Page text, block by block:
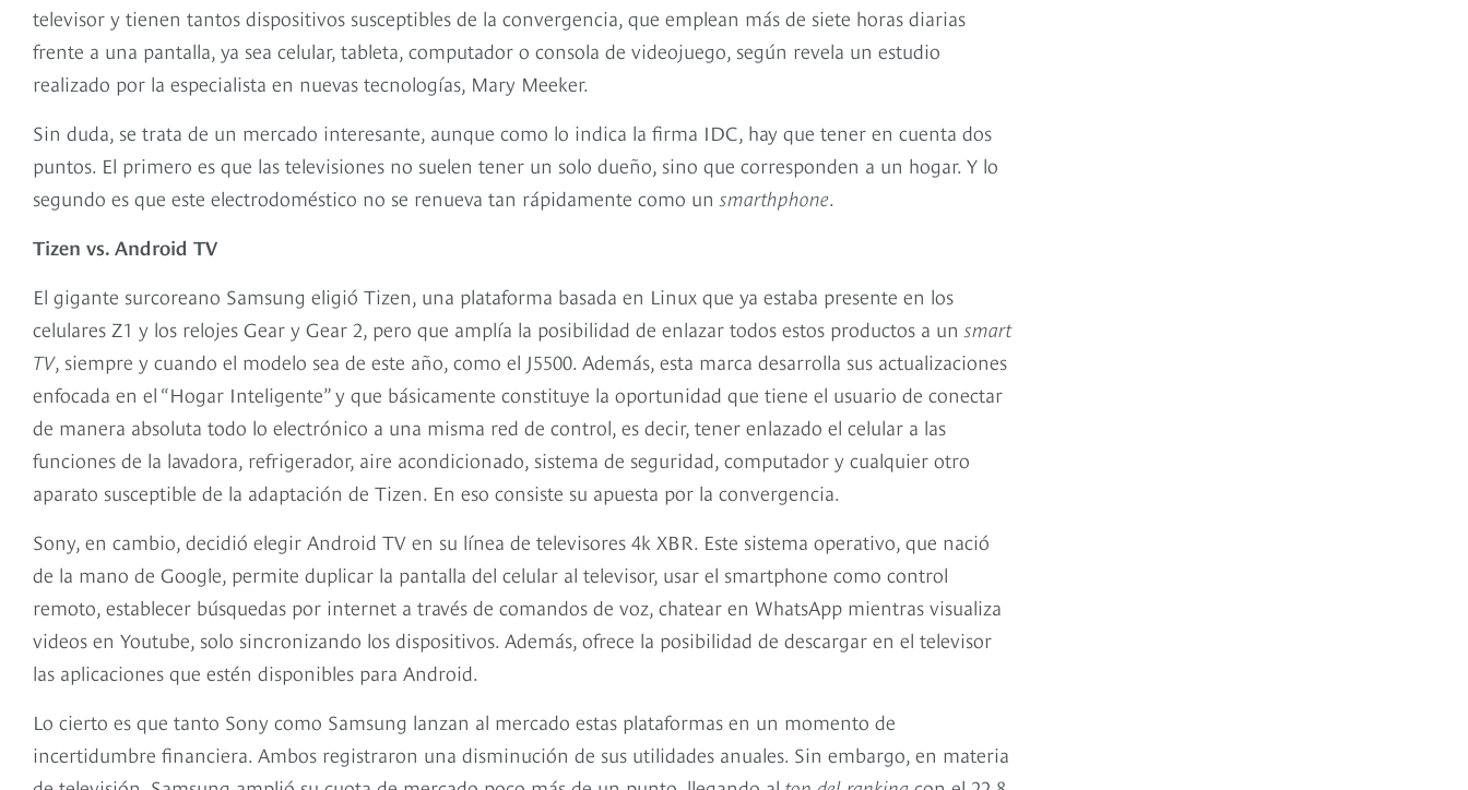
televisor y tienen tantos dispositivos susceptibles de la convergencia, que emplean más de siete horas diarias
frente a una pantalla, ya sea celular, tableta, computador o consola de videojuego, según revela un estudio
realizado por la especialista en nuevas tecnologías, Mary Meeker.
Sin duda, se trata de un mercado interesante, aunque como lo indica la firma IDC, hay que tener en cuenta dos
puntos. El primero es que las televisiones no suelen tener un solo dueño, sino que corresponden a un hogar. Y lo
segundo es que este electrodoméstico no se renueva tan rápidamente como un smarthphone.
Tizen vs. Android TV
El gigante surcoreano Samsung eligió Tizen, una plataforma basada en Linux que ya estaba presente en los
celulares Z1 y los relojes Gear y Gear 2, pero que amplía la posibilidad de enlazar todos estos productos a un smart
TV, siempre y cuando el modelo sea de este año, como el J5500. Además, esta marca desarrolla sus actualizaciones
enfocada en el “Hogar Inteligente” y que básicamente constituye la oportunidad que tiene el usuario de conectar
de manera absoluta todo lo electrónico a una misma red de control, es decir, tener enlazado el celular a las
funciones de la lavadora, refrigerador, aire acondicionado, sistema de seguridad, computador y cualquier otro
aparato susceptible de la adaptación de Tizen. En eso consiste su apuesta por la convergencia.
Sony, en cambio, decidió elegir Android TV en su línea de televisores 4k XBR. Este sistema operativo, que nació
de la mano de Google, permite duplicar la pantalla del celular al televisor, usar el smartphone como control
remoto, establecer búsquedas por internet a través de comandos de voz, chatear en WhatsApp mientras visualiza
videos en Youtube, solo sincronizando los dispositivos. Además, ofrece la posibilidad de descargar en el televisor
las aplicaciones que estén disponibles para Android.
Lo cierto es que tanto Sony como Samsung lanzan al mercado estas plataformas en un momento de
incertidumbre financiera. Ambos registraron una disminución de sus utilidades anuales. Sin embargo, en materia